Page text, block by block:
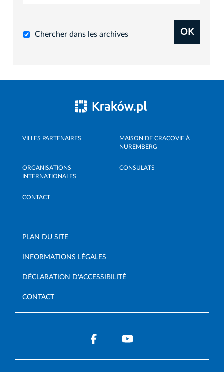
Chercher dans les archives OK
VILLES PARTENAIRES
MAISON DE CRACOVIE À
NUREMBERG
ORGANISATIONS
INTERNATIONALES
CONSULATS
CONTACT
PLAN DU SITE
INFORMATIONS LÉGALES
DÉCLARATION D’ACCESSIBILITÉ
CONTACT